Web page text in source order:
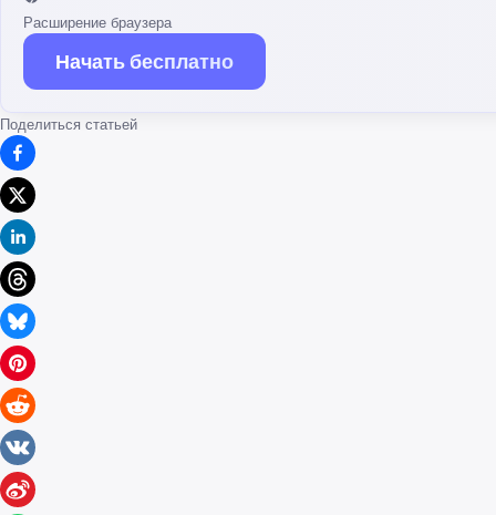
Расширение браузера
Начать бесплатно
Поделиться статьей